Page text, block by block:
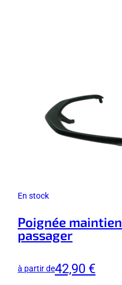
En stock
Poignée maintien
passager
à partir de42,90 €